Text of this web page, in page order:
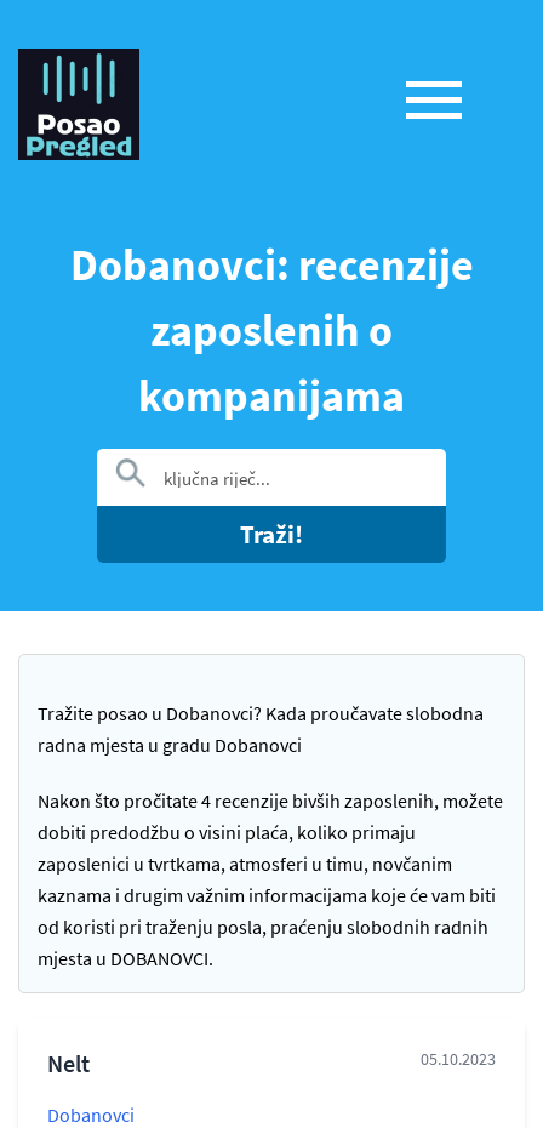
Dobanovci: recenzije
zaposlenih o
kompanijama
Traži!
Tražite posao u Dobanovci? Kada proučavate slobodna
radna mjesta u gradu Dobanovci
Nakon što pročitate 4 recenzije bivših zaposlenih, možete
dobiti predodžbu o visini plaća, koliko primaju
zaposlenici u tvrtkama, atmosferi u timu, novčanim
kaznama i drugim važnim informacijama koje će vam biti
od koristi pri traženju posla, praćenju slobodnih radnih
mjesta u DOBANOVCI.
Nelt 05.10.2023
Dobanovci